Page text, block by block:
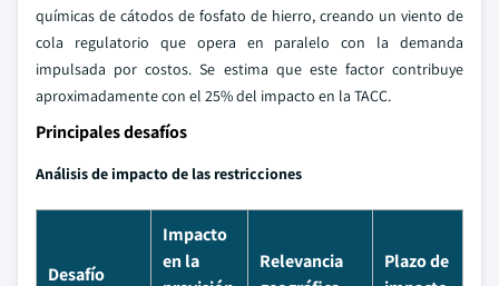
químicas de cátodos de fosfato de hierro, creando un viento de
cola regulatorio que opera en paralelo con la demanda
impulsada por costos. Se estima que este factor contribuye
aproximadamente con el 25% del impacto en la TACC.
Principales desafíos
Análisis de impacto de las restricciones
Desafío
Impacto
en la
Relevancia
Plazo de